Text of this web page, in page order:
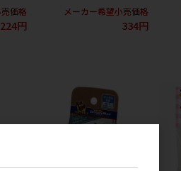
価格
円
メーカー希望小売価格
334円